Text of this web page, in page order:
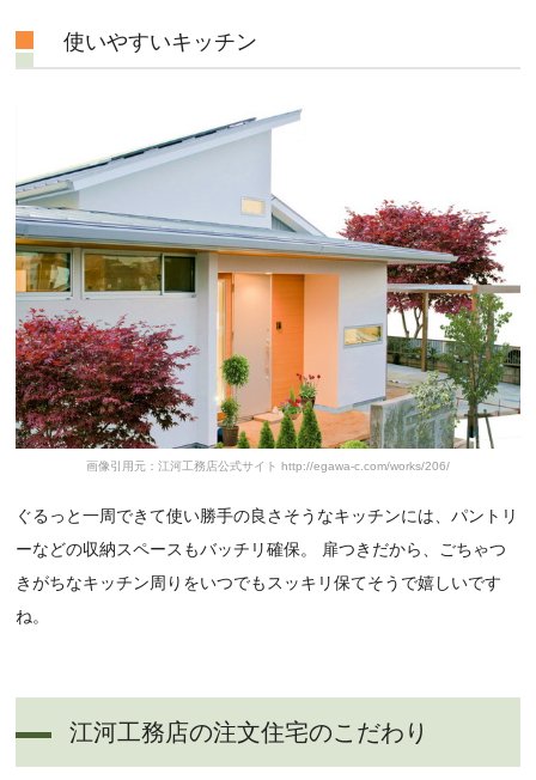
使いやすいキッチン
画像引用元：江河工務店公式サイト http://egawa-c.com/works/206/
ぐるっと一周できて使い勝手の良さそうなキッチンには、パントリ
ーなどの収納スペースもバッチリ確保。 扉つきだから、ごちゃつ
きがちなキッチン周りをいつでもスッキリ保てそうで嬉しいです
ね。
江河工務店の注文住宅のこだわり